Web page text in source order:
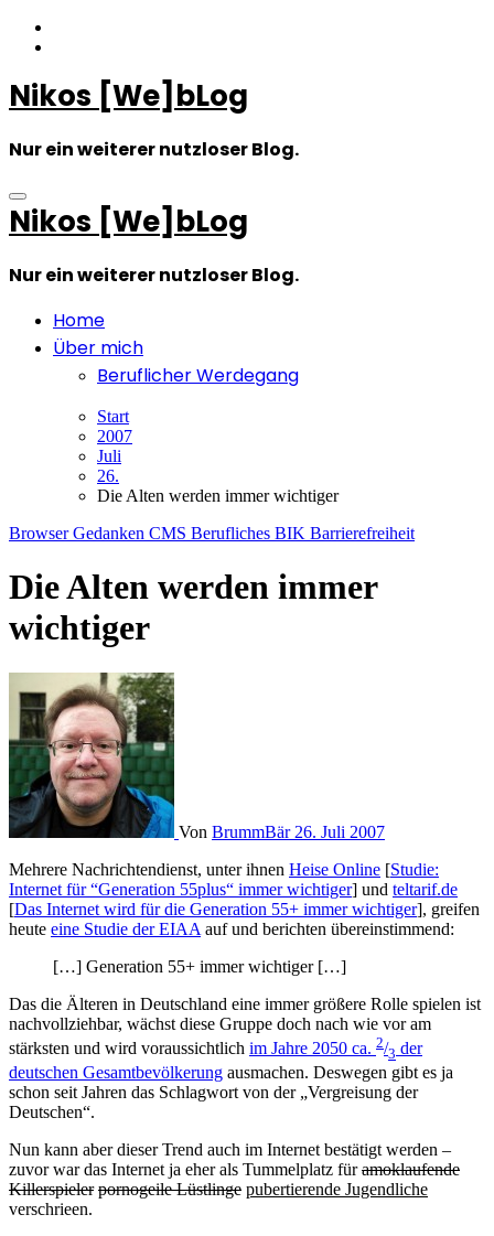
Zum
Inhalt
Nikos [We]bLog
Nur ein weiterer nutzloser Blog.
Nikos [We]bLog
Nur ein weiterer nutzloser Blog.
Home
Über mich
Beruflicher Werdegang
Start
2007
Juli
26.
Die Alten werden immer wichtiger
BrowserGedanken CMS Berufliches BIK Barrierefreiheit
Die Alten werden immer
wichtiger
Von BrummBär 26. Juli 2007
Mehrere Nachrichtendienst, unter ihnen Heise Online [Studie:
Internet für “Generation 55plus“ immer wichtiger] und teltarif.de
[Das Internet wird für die Generation 55+ immer wichtiger], greifen
heute eine Studie der EIAA auf und berichten übereinstimmend:
[…] Generation 55+ immer wichtiger […]
Das die Älteren in Deutschland eine immer größere Rolle spielen ist
nachvollziehbar, wächst diese Gruppe doch nach wie vor am
stärksten und wird voraussichtlich im Jahre 2050 ca. 2/3 der
deutschen Gesamtbevölkerung ausmachen. Deswegen gibt es ja
schon seit Jahren das Schlagwort von der „Vergreisung der
Deutschen“.
Nun kann aber dieser Trend auch im Internet bestätigt werden –
zuvor war das Internet ja eher als Tummelplatz füramoklaufende
Killerspieler pornogeile Lüstlinge pubertierende Jugendliche
verschrieen.